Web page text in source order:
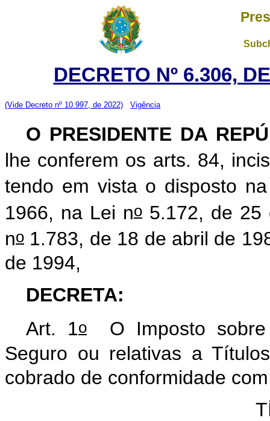
DECRETO Nº 6.306,
(Vide Decreto nº 10.997, de 2022) Vigência
O PRESIDENTE DA
lhe conferem os arts. 84,
tendo em vista o disposto
1966, na Lei no 5.172, de 25
no 1.783, de 18 de abril de
de 1994,
DECRETA:
Art. 1o O Imposto sobre
Seguro ou relativas a
cobrado de conformidade